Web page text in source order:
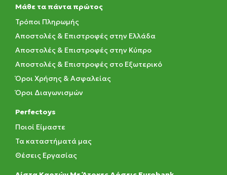
Μάθε τα πάντα πρώτος
Τρόποι Πληρωμής
Αποστολές & Επιστροφές στην Ελλάδα
Αποστολές & Επιστροφές στην Κύπρο
Αποστολές & Επιστροφές στο Εξωτερικό
Όροι Χρήσης & Ασφαλείας
Όροι Διαγωνισμών
Perfectoys
Ποιοί Είμαστε
Τα καταστήματά μας
Θέσεις Εργασίας